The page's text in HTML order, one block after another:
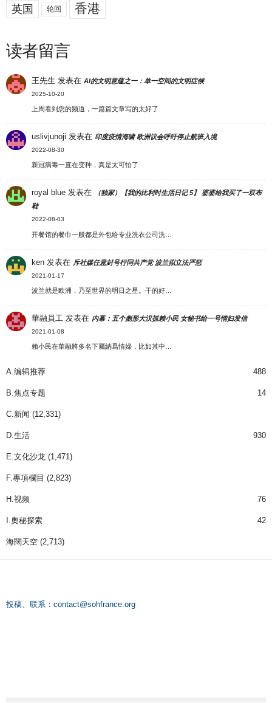
英国 轮回 香港
读者留言
王先生 发表在AI的文明意蕴之一：单一空间的文明症候
2025-10-20
上周看到您的频道，一篇篇文章写的太好了
uslivjunoji 发表在 印度疫情海啸 欧洲议会呼吁停止航班入境
2022-08-30
新冠病毒一直在变种，真是太可怕了
royal blue 发表在
（独家）【我的比利时生活日记 5】 婆婆给我买了一双布
鞋
2022-08-03
开餐馆的餐巾一般都是外包给专业洗衣公司洗…
ken 发表在 斥社媒任意封号行同共产党 波兰拟立法严惩
2021-01-17
波兰就是欧洲，乃至世界的明日之星。干的好…
華融員工 发表在 内幕：五个彪形大汉抓赖小民 女秘书给一号情妇发信
2021-01-08
賴小民在華融將多名下屬納爲情婦，比如其中…
A.编辑推荐 488
B.焦点专题 14
C.新闻 (12,331)
D.生活 930
E.文化沙龙 (1,471)
F.專項欄目 (2,823)
H.视频 76
I.奧秘探索 42
海闊天空 (2,713)
投稿、联系： contact@sohfrance.org